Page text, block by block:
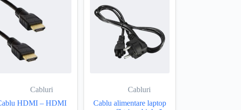
Cabluri
HDMI – HDMI
Cabluri
Cablu alimentare laptop